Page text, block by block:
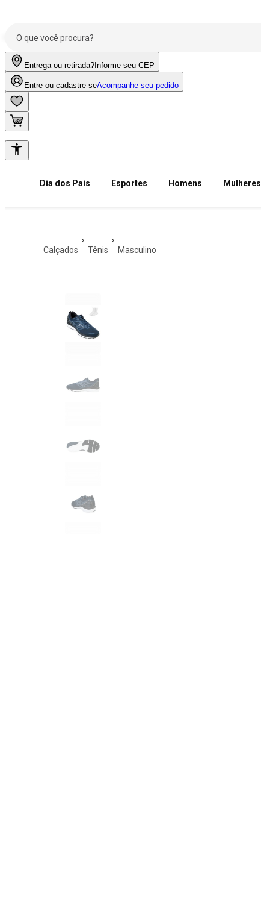
Entrega ou retirada? Informe seu CEP
Entre ou cadastre-seAcompanhe seu pedido
Dia dos Pais Esportes Homens Mulheres
calçados tênis masculino